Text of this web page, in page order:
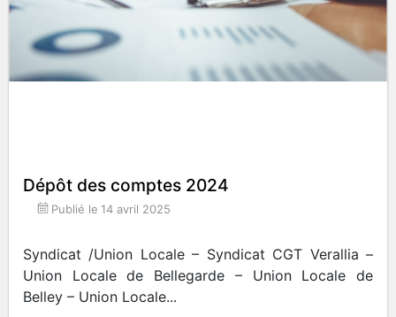
Dépôt des comptes 2024
Publié le 14 avril 2025
Syndicat /Union Locale – Syndicat CGT Verallia –
Union Locale de Bellegarde – Union Locale de
Belley – Union Locale...